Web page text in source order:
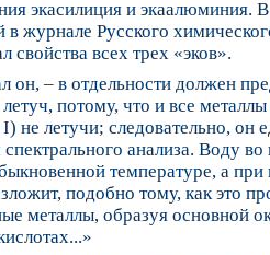
экасилиция и экаалюминия.
в журнале Русского
свойства всех трех «эков».
он, – в отдельности должен
потому, что и все
не летучи; следовательно, он
анализа. Воду во
температуре, а
подобно тому, как это
металлы, образуя основной